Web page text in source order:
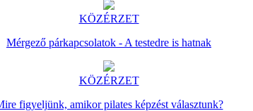
KÖZÉRZET
Mérgező párkapcsolatok - A testedre is hatnak
KÖZÉRZET
figyeljünk, amikor pilates képzést választunk?